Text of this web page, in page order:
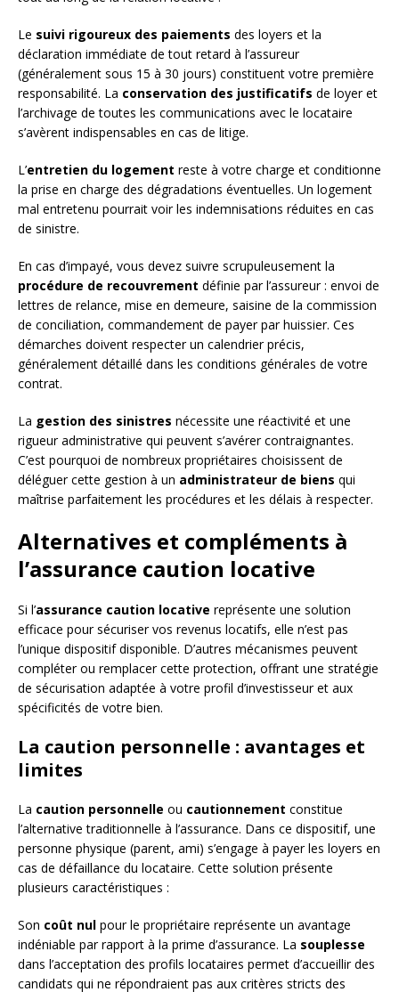
Le suivi rigoureux des paiements des loyers et la
déclaration immédiate de tout retard à l’assureur
(généralement sous 15 à 30 jours) constituent votre première
responsabilité. La conservation des justificatifs de loyer et
l’archivage de toutes les communications avec le locataire
s’avèrent indispensables en cas de litige.
L’entretien du logement reste à votre charge et conditionne
la prise en charge des dégradations éventuelles. Un logement
mal entretenu pourrait voir les indemnisations réduites en cas
de sinistre.
En cas d’impayé, vous devez suivre scrupuleusement la
procédure de recouvrement définie par l’assureur : envoi de
lettres de relance, mise en demeure, saisine de la commission
de conciliation, commandement de payer par huissier. Ces
démarches doivent respecter un calendrier précis,
généralement détaillé dans les conditions générales de votre
contrat.
La gestion des sinistres nécessite une réactivité et une
rigueur administrative qui peuvent s’avérer contraignantes.
C’est pourquoi de nombreux propriétaires choisissent de
déléguer cette gestion à un administrateur de biens qui
maîtrise parfaitement les procédures et les délais à respecter.
Alternatives et compléments à
l’assurance caution locative
Si l’assurance caution locative représente une solution
efficace pour sécuriser vos revenus locatifs, elle n’est pas
l’unique dispositif disponible. D’autres mécanismes peuvent
compléter ou remplacer cette protection, offrant une stratégie
de sécurisation adaptée à votre profil d’investisseur et aux
spécificités de votre bien.
La caution personnelle : avantages et
limites
La caution personnelle ou cautionnement constitue
l’alternative traditionnelle à l’assurance. Dans ce dispositif, une
personne physique (parent, ami) s’engage à payer les loyers en
cas de défaillance du locataire. Cette solution présente
plusieurs caractéristiques :
Son coût nul pour le propriétaire représente un avantage
indéniable par rapport à la prime d’assurance. La souplesse
dans l’acceptation des profils locataires permet d’accueillir des
candidats qui ne répondraient pas aux critères stricts des